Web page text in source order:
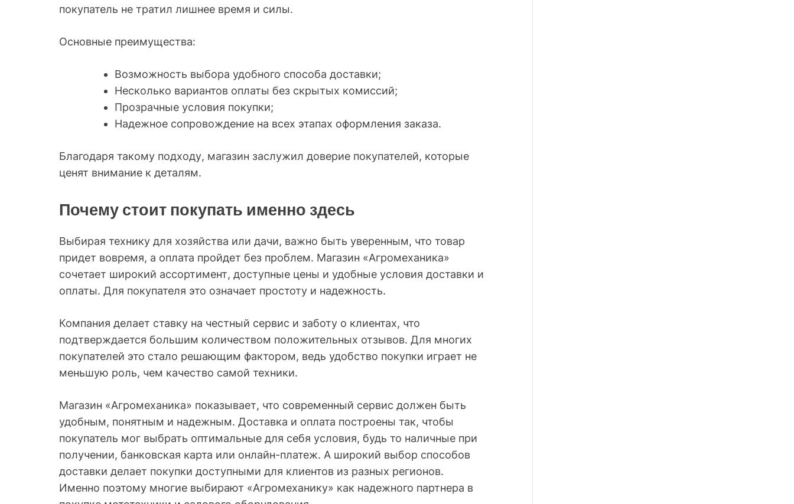
покупатель не тратил лишнее время и силы.
Основные преимущества:
Возможность выбора удобного способа доставки;
Несколько вариантов оплаты без скрытых комиссий;
Прозрачные условия покупки;
Надежное сопровождение на всех этапах оформления заказа.
Благодаря такому подходу, магазин заслужил доверие покупателей, которые
ценят внимание к деталям.
Почему стоит покупать именно здесь
Выбирая технику для хозяйства или дачи, важно быть уверенным, что товар
придет вовремя, а оплата пройдет без проблем. Магазин «Агромеханика»
сочетает широкий ассортимент, доступные цены и удобные условия доставки и
оплаты. Для покупателя это означает простоту и надежность.
Компания делает ставку на честный сервис и заботу о клиентах, что
подтверждается большим количеством положительных отзывов. Для многих
покупателей это стало решающим фактором, ведь удобство покупки играет не
меньшую роль, чем качество самой техники.
Магазин «Агромеханика» показывает, что современный сервис должен быть
удобным, понятным и надежным. Доставка и оплата построены так, чтобы
покупатель мог выбрать оптимальные для себя условия, будь то наличные при
получении, банковская карта или онлайн-платеж. А широкий выбор способов
доставки делает покупки доступными для клиентов из разных регионов.
Именно поэтому многие выбирают «Агромеханику» как надежного партнера в